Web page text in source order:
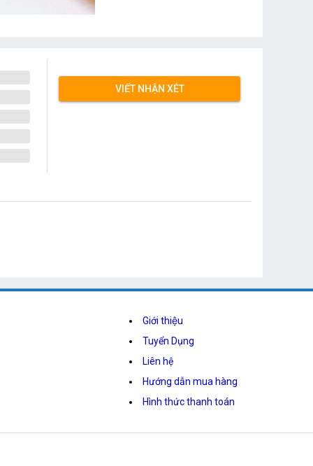
VIẾT NHẬN XÉT
Giới thiệu
Tuyển Dụng
Liên hệ
Hướng dẫn mua hàng
Hình thức thanh toán